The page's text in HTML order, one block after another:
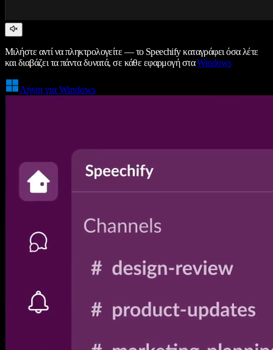
Μιλήστε αντί να πληκτρολογείτε — το Speechify καταγράφει όσα λέτε
και διαβάζει τα πάντα δυνατά, σε κάθε εφαρμογή σταWindows
Λήψη για Windows